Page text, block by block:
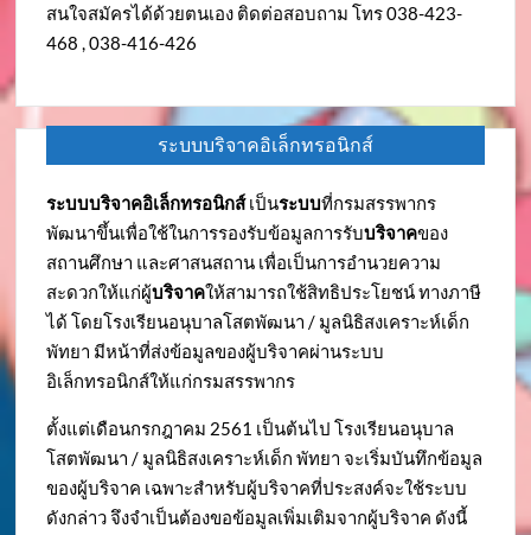
สนใจสมัครได้ด้วยตนเอง ติดต่อสอบถาม โทร 038-423-
468 , 038-416-426
ระบบบริจาคอิเล็กทรอนิกส์
ระบบบริจาคอิเล็กทรอนิกส์เป็นระบบที่กรมสรรพากร
พัฒนาขึ้นเพื่อใช้ในการรองรับข้อมูลการรับบริจาคของ
สถานศึกษา และศาสนสถาน เพื่อเป็นการอำนวยความ
สะดวกให้แก่ผู้บริจาคให้สามารถใช้สิทธิประโยชน์ ทางภาษี
ได้ โดยโรงเรียนอนุบาลโสตพัฒนา / มูลนิธิสงเคราะห์เด็ก
พัทยา มีหน้าที่ส่งข้อมูลของผู้บริจาคผ่านระบบ
อิเล็กทรอนิกส์ให้แก่กรมสรรพากร
ตั้งแต่เดือนกรกฎาคม 2561 เป็นต้นไป โรงเรียนอนุบาล
โสตพัฒนา / มูลนิธิสงเคราะห์เด็ก พัทยา จะเริ่มบันทึกข้อมูล
ของผู้บริจาค เฉพาะสำหรับผู้บริจาคที่ประสงค์จะใช้ระบบ
ดังกล่าว จึงจำเป็นต้องขอข้อมูลเพิ่มเติมจากผู้บริจาค ดังนี้